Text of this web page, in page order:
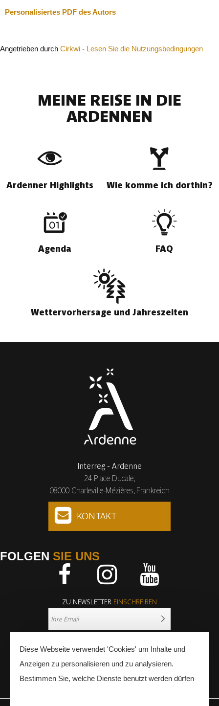
Personalisiertes PDF des Autors
Angetrieben durch Cirkwi - Lesen Sie die Nutzungsbedingungen
MEINE REISE IN DIE
ARDENNEN
Ardenner Highlights Wie komme ich dorthin?
Agenda FAQ
Wettervorhersage und Jahreszeiten
Interreg - Ardenne
24 Place Ducale,
08000 Charleville-Mézières, Frankreich
KONTAKT
FOLGEN SIE UNS
ZU NEWSLETTER EINSCHREIBEN
PRESSE FACHLEUTE
Diese Webseite verwendet 'Cookies' um Inhalte und
Anzeigen zu personalisieren und zu analysieren.
Bestimmen Sie, welche Dienste benutzt werden dürfen